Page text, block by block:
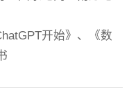
开始》、《数